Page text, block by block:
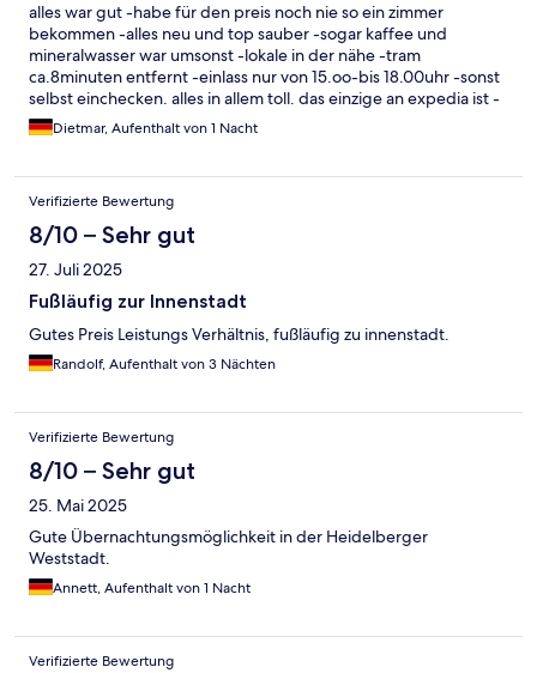
alles war gut -habe für den preis noch nie so ein zimmer
bekommen -alles neu und top sauber -sogar kaffee und
mineralwasser war umsonst -lokale in der nähe -tram
ca.8minuten entfernt -einlass nur von 15.oo-bis 18.00uhr -sonst
selbst einchecken. alles in allem toll. das einzige an expedia ist -
man kann schlecht stornieren -habe über 10tage keine
benachrichtung bekommen für eine andere reise.
Dietmar, Aufenthalt von 1 Nacht
Verifizierte Bewertung
8/10 – Sehr gut
27. Juli 2025
Fußläufig zur Innenstadt
Gutes Preis Leistungs Verhältnis, fußläufig zu innenstadt.
Randolf, Aufenthalt von 3 Nächten
Verifizierte Bewertung
8/10 – Sehr gut
25. Mai 2025
Gute Übernachtungsmöglichkeit in der Heidelberger
Weststadt.
Annett, Aufenthalt von 1 Nacht
Verifizierte Bewertung